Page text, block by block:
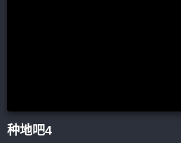
种地吧4